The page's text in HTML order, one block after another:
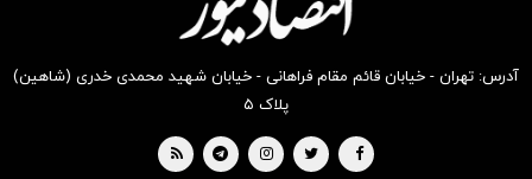
آدرس: تهران - خیابان قائم مقام فراهانی - خیابان شهید محمدی خدری (شاهین)
پلاک ۵